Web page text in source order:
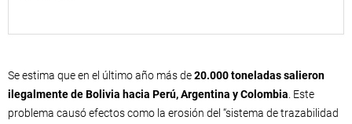
Se estima que en el último año más de20.000 toneladas salieron
ilegalmente de Bolivia hacia Perú, Argentina y Colombia . Este
problema causó efectos como la erosión del “sistema de trazabilidad